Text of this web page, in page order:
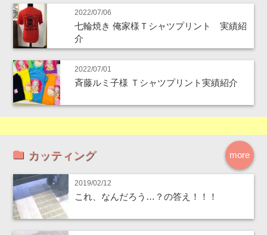
2022/07/06
七輪焼き 俺家様Ｔシャツプリント 実績紹
介
2022/07/01
斉藤ルミ子様 Ｔシャツプリント実績紹介
more
カッティング
2019/02/12
これ、なんだろう…？の答え！！！